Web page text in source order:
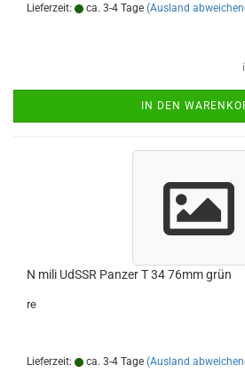
Lieferzeit: ca. 3-4 Tage (Ausland
IN DEN
N mili UdSSR Panzer T 34 76mm grün
re
Lieferzeit: ca. 3-4 Tage (Ausland